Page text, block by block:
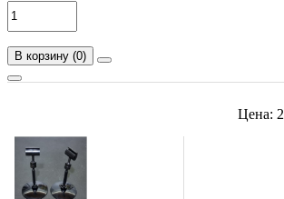
В корзину (0)
Цена: